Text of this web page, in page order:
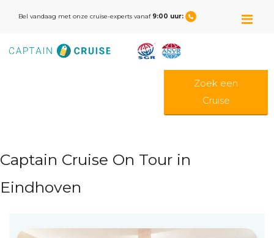
Bel vandaag met onze cruise-experts vanaf 9:00 uur:
Zoek een
Cruise
Captain Cruise On Tour in
Eindhoven